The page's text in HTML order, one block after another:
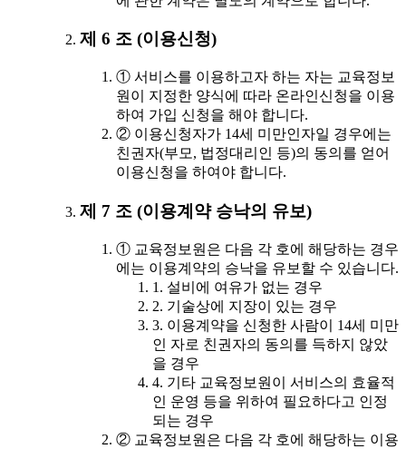
제 6 조 (이용신청)
① 서비스를 이용하고자 하는 자는 교육정보
원이 지정한 양식에 따라 온라인신청을 이용
하여 가입 신청을 해야 합니다.
② 이용신청자가 14세 미만인자일 경우에는
친권자(부모, 법정대리인 등)의 동의를 얻어
이용신청을 하여야 합니다.
제 7 조 (이용계약 승낙의 유보)
① 교육정보원은 다음 각 호에 해당하는 경우
에는 이용계약의 승낙을 유보할 수 있습니다.
1. 설비에 여유가 없는 경우
2. 기술상에 지장이 있는 경우
3. 이용계약을 신청한 사람이 14세 미만
인 자로 친권자의 동의를 득하지 않았
을 경우
4. 기타 교육정보원이 서비스의 효율적
인 운영 등을 위하여 필요하다고 인정
되는 경우
② 교육정보원은 다음 각 호에 해당하는 이용